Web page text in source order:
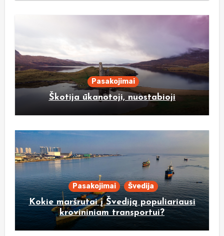
Pasakojimai
Škotija ūkanotoji, nuostabioji
Pasakojimai Švedija
Kokie maršrutai į Švediją populiariausi
krovininiam transportui?